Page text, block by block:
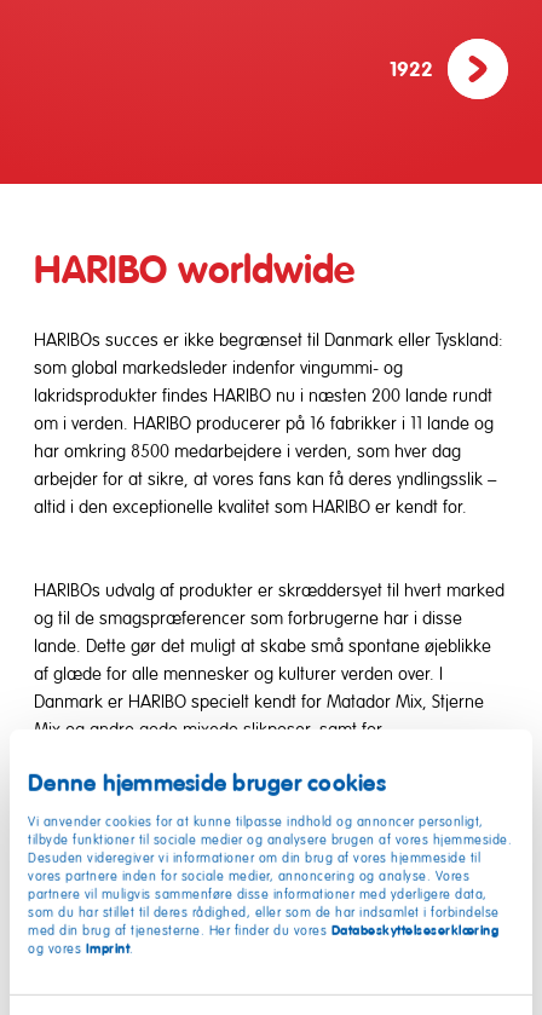
Denne hjemmeside bruger cookies
Vi anvender cookies for at kunne tilpasse indhold og annoncer personligt,
tilbyde funktioner til sociale medier og analysere brugen af vores hjemmeside.
Desuden videregiver vi informationer om din brug af vores hjemmeside til
vores partnere inden for sociale medier, annoncering og analyse. Vores
partnere vil muligvis sammenføre disse informationer med yderligere data,
som du har stillet til deres rådighed, eller som de har indsamlet i forbindelse
med din brug af tjenesterne. Her finder du vores Databeskyttelseserklæring
og vores Imprint.
1922
HARIBO worldwide
HARIBOs succes er ikke begrænset til Danmark eller Tyskland:
som global markedsleder indenfor vingummi- og
lakridsprodukter findes HARIBO nu i næsten 200 lande rundt
om i verden. HARIBO producerer på 16 fabrikker i 11 lande og
har omkring 8500 medarbejdere i verden, som hver dag
arbejder for at sikre, at vores fans kan få deres yndlingsslik –
altid i den exceptionelle kvalitet som HARIBO er kendt for.
HARIBOs udvalg af produkter er skræddersyet til hvert marked
og til de smagspræferencer som forbrugerne har i disse
lande. Dette gør det muligt at skabe små spontane øjeblikke
af glæde for alle mennesker og kulturer verden over. I
Danmark er HARIBO specielt kendt for Matador Mix, Stjerne
Mix og andre gode mixede slikposer, samt for
lakridsprodukter, som mange danskere elsker.